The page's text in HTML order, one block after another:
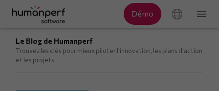
Le Blog de Humanperf
Trouvez les clés pour mieux piloter l’innovation, les plans d’action
et les projets